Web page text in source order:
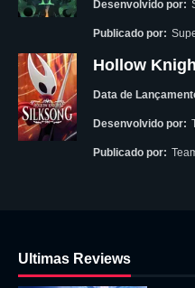
Desenvolvido por:
Publicado por:
Hollow
Data de
Desenvolvido por:
Publicado por:
Ultimas Reviews